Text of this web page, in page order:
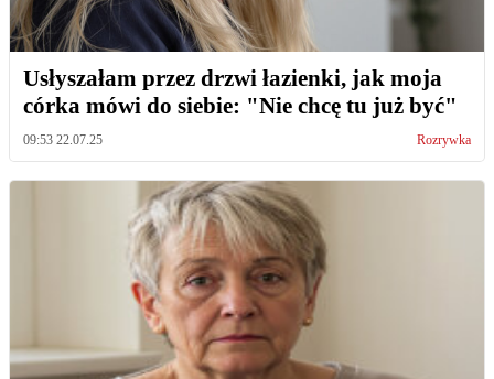
Usłyszałam przez drzwi łazienki, jak moja
córka mówi do siebie: "Nie chcę tu już być"
09:53 22.07.25 Rozrywka